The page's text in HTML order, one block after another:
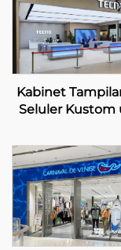
Kabinet
Seluler Kustom